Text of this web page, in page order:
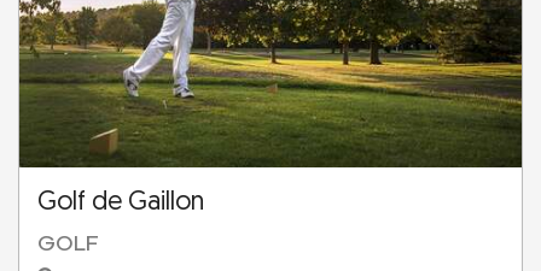
Golf de Gaillon
GOLF